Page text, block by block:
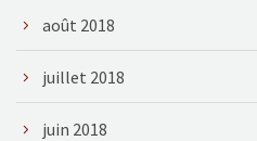
août 2018
juillet 2018
juin 2018